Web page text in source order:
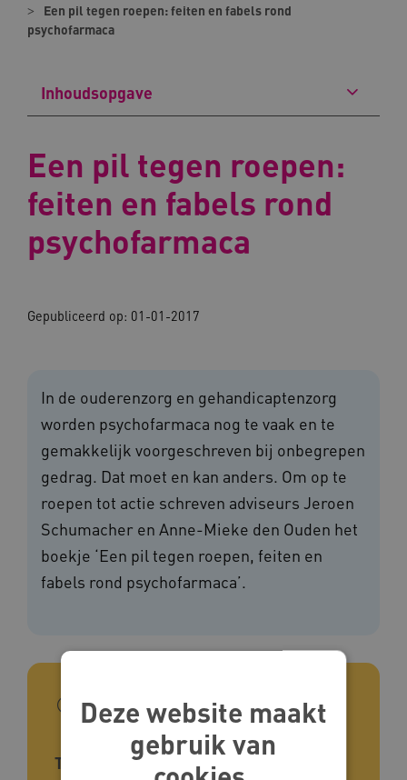
Een pil tegen roepen: feiten en fabels rond
psychofarmaca
Inhoudsopgave
Een pil tegen roepen:
feiten en fabels rond
psychofarmaca
Gepubliceerd op: 01-01-2017
In de ouderenzorg en gehandicaptenzorg
worden psychofarmaca nog te vaak en te
gemakkelijk voorgeschreven bij onbegrepen
gedrag. Dat moet en kan anders. Om op te
roepen tot actie schreven adviseurs Jeroen
Schumacher en Anne-Mieke den Ouden het
boekje ‘Een pil tegen roepen, feiten en
fabels rond psychofarmaca’.
In het kort
Type tool
Deze website maakt
gebruik van